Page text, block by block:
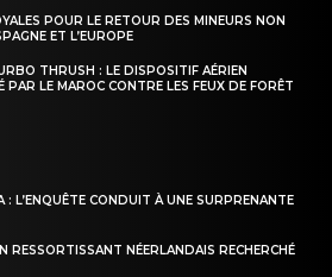
POUR LE RETOUR DES MINEURS NON
ET L’EUROPE
THRUSH : LE DISPOSITIF AÉRIEN
PAR LE MAROC CONTRE LES FEUX DE FORÊT
: L’ENQUÊTE CONDUIT À UNE SURPRENANTE
RESSORTISSANT NÉERLANDAIS RECHERCHÉ